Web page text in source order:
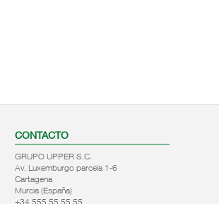
CONTACTO
GRUPO UPPER S.C.
Av. Luxemburgo parcela 1-6
Cartagena
Murcia (España)